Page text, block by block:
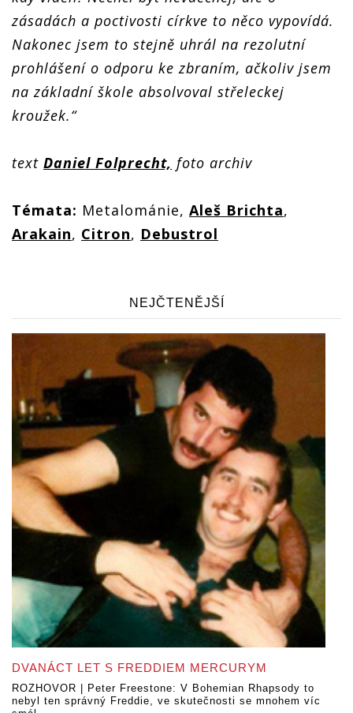
zásadách a poctivosti církve to něco vypovídá.
Nakonec jsem to stejně uhrál na rezolutní
prohlášení o odporu ke zbraním, ačkoliv jsem
na základní škole absolvoval střeleckej
kroužek.“
text Daniel Folprecht, foto archiv
Témata: Metalománie, Aleš Brichta,
Arakain, Citron, Debustrol
NEJČTENĚJŠÍ
DVANÁCT LET S FREDDIEM MERCURYM
ROZHOVOR | Peter Freestone: V Bohemian Rhapsody to
nebyl ten správný Freddie, ve skutečnosti se mnohem víc